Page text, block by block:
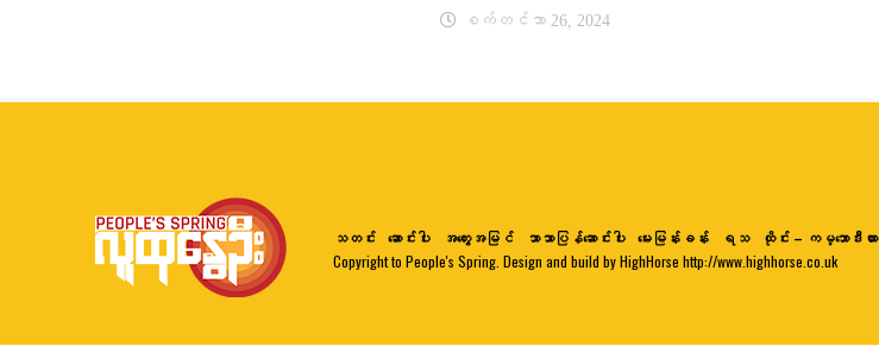
စက်တင်ဘာ 26, 2024
သတင်း ဆောင်းပါး အတွေးအမြင် ဘာသာပြန်ဆောင်းပါး မေးမြန်းခန်း ရသ
ထိုင်း – ကမ္ဘောဒီးယား
Copyright to People's Spring. Design and build by HighHorse http://www.highhorse.co.uk